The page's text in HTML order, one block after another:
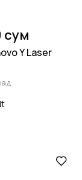
сум
Y Laser